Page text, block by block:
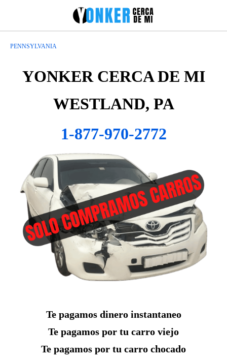
PENNSYLVANIA
YONKER CERCA DE MI
WESTLAND, PA
1-877-970-2772
Te pagamos dinero instantaneo
Te pagamos por tu carro viejo
Te pagamos por tu carro chocado